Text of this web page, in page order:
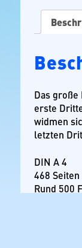
Das
erste
widmen
letzten
DIN A 4
468 Seiten
Rund 500